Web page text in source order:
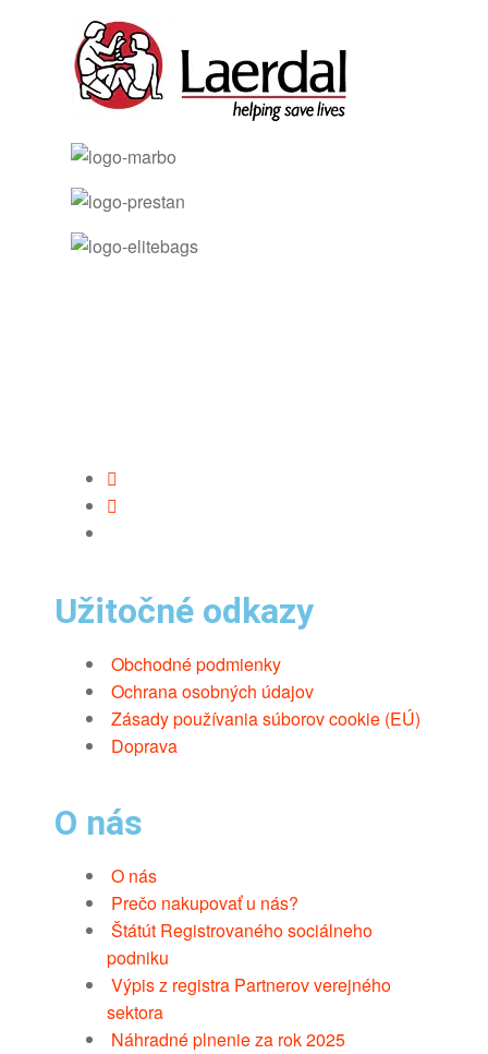
Užitočné odkazy
Obchodné podmienky
Ochrana osobných údajov
Zásady používania súborov cookie (EÚ)
Doprava
O nás
O nás
Prečo nakupovať u nás?
Štátút Registrovaného sociálneho
podniku
Výpis z registra Partnerov verejného
sektora
Náhradné plnenie za rok 2025